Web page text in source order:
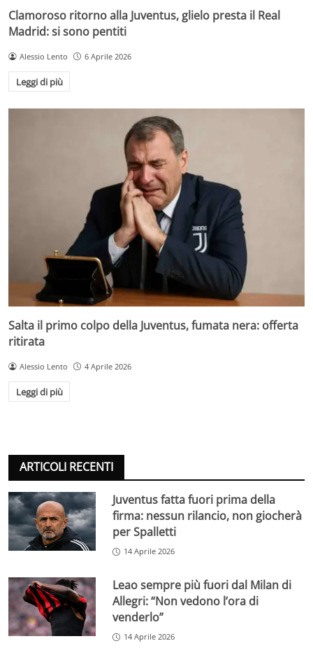
Clamoroso ritorno alla Juventus, glielo presta il Real
Madrid: si sono pentiti
Alessio Lento 6 Aprile 2026
Leggi di più
Salta il primo colpo della Juventus, fumata nera: offerta
ritirata
Alessio Lento 4 Aprile 2026
Leggi di più
ARTICOLI RECENTI
Juventus fatta fuori prima della
firma: nessun rilancio, non giocherà
per Spalletti
14 Aprile 2026
Leao sempre più fuori dal Milan di
Allegri: “Non vedono l’ora di
venderlo”
14 Aprile 2026